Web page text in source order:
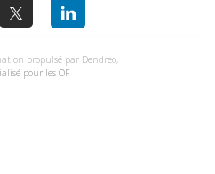
propulsé par Dendreo,
pour les OF